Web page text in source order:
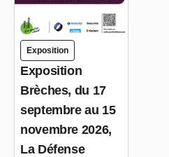
Exposition
Exposition
Brèches, du 17
septembre au 15
novembre 2026,
La Défense